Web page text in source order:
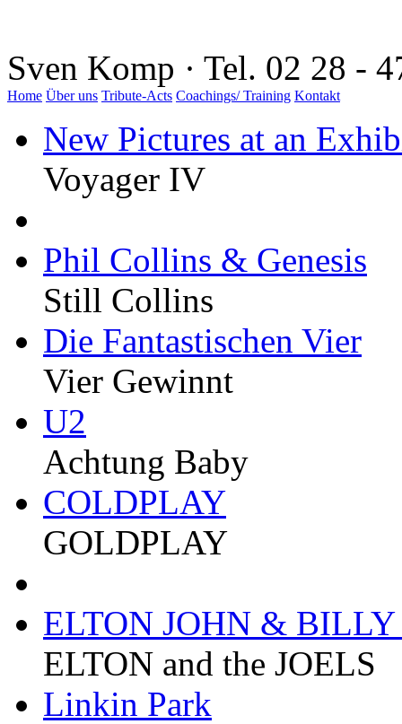
Sven Komp · Tel. 02 28 -
Home Über uns Tribute-Acts Coachings/ Training Kontakt
New Pictures at an
Voyager IV
Phil Collins & Genesis
Still Collins
Die Fantastischen Vier
Vier Gewinnt
U2
Achtung Baby
COLDPLAY
GOLDPLAY
ELTON JOHN & BILLY
ELTON and the JOELS
Linkin Park